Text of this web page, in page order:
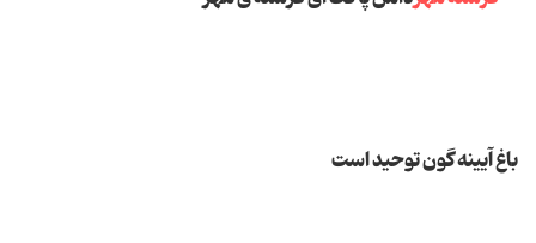
باغ آیینه گون توحید است